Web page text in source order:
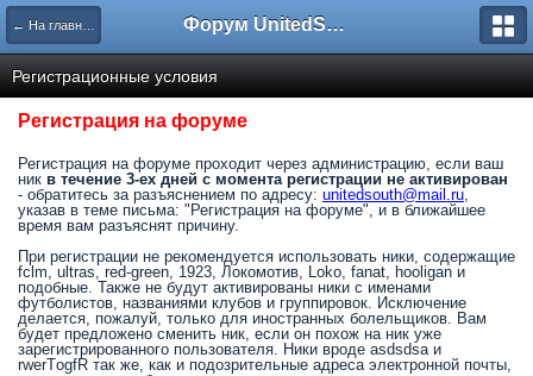
← На главную Форум UnitedSouth
Регистрационные условия
Регистрация на форуме
Регистрация на форуме проходит через администрацию, если ваш
ник в течение 3-ех дней с момента регистрации не активирован
- обратитесь за разъяснением по адресу: unitedsouth@mail.ru,
указав в теме письма: "Регистрация на форуме", и в ближайшее
время вам разъяснят причину.
При регистрации не рекомендуется использовать ники, содержащие
fclm, ultras, red-green, 1923, Локомотив, Loko, fanat, hooligan и
подобные. Также не будут активированы ники с именами
футболистов, названиями клубов и группировок. Исключение
делается, пожалуй, только для иностранных болельщиков. Вам
будет предложено сменить ник, если он похож на ник уже
зарегистрированного пользователя. Ники вроде asdsdsa и
rwerTоgfR так же, как и подозрительные адреса электронной почты,